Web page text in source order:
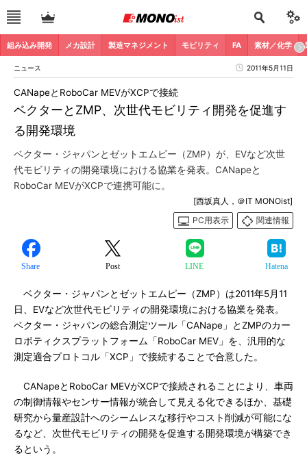
組み込み開発 メカ設計 製造マネジメント モビリティ FA 素材／化学
ニュース 2011年5月11日
ベクターとZMP、次世代モビリティ開発を促進す
る開発環境
CANapeとRoboCar MEVがXCPで接続
ベクター・ジャパンとゼットエムピー（ZMP）が、EVなど次世
代モビリティの開発環境における協業を発表。CANapeと
RoboCar MEVがXCPで連携可能に。
[西坂真人，＠IT MONOist]
PC用表示
関連情報
Share Post LINE Hatena
ベクター・ジャパンとゼットエムピー（ZMP）は2011年5月11
日、EVなど次世代モビリティの開発環境における協業を発表。
ベクター・ジャパンの総合測定ツール「CANape」とZMPのカー
ロボティクスプラットフォーム「RoboCar MEV」を、汎用的な
測定適合プロトコル「XCP」で接続することで合意した。
CANapeとRoboCar MEVがXCPで接続されることにより、車両
の制御情報やセンサー情報が統合して見える化できるほか、基礎
研究から量産設計へのシームレスな移行やコスト削減が可能にな
るなど、次世代モビリティの開発を促進する開発環境が構築でき
るという。